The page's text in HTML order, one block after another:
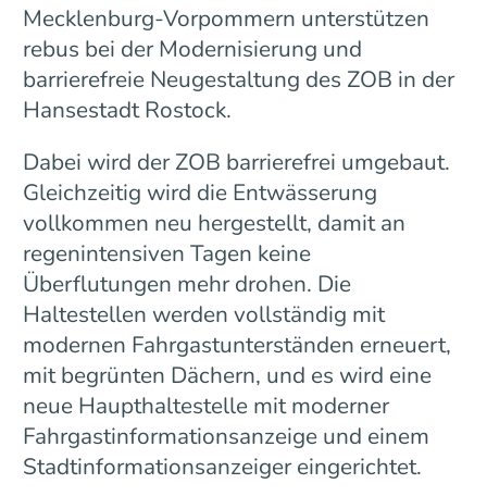
Mecklenburg-Vorpommern unterstützen
rebus bei der Modernisierung und
barrierefreie Neugestaltung des ZOB in der
Hansestadt Rostock.
Dabei wird der ZOB barrierefrei umgebaut.
Gleichzeitig wird die Entwässerung
vollkommen neu hergestellt, damit an
regenintensiven Tagen keine
Überflutungen mehr drohen. Die
Haltestellen werden vollständig mit
modernen Fahrgastunterständen erneuert,
mit begrünten Dächern, und es wird eine
neue Haupthaltestelle mit moderner
Fahrgastinformationsanzeige und einem
Stadtinformationsanzeiger eingerichtet.